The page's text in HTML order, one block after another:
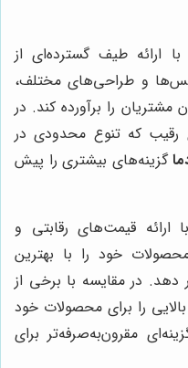
با ارائه طیف گسترده‌ای از
و طراحی‌های مختلف،
مشتریان را برآورده کند. در
رقیب که تنوع محدودی در
گزینه‌های بیشتری را پیش
با ارائه قیمت‌های رقابتی و
خود را با بهترین
دهد. در مقایسه با برخی از
را برای محصولات خود
مقرون‌به‌صرفه‌تر برای